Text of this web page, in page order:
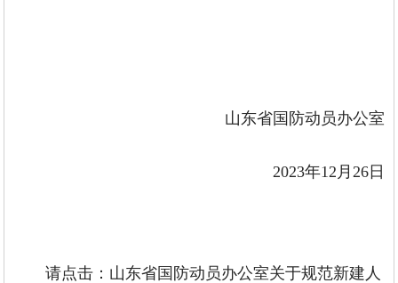
山东省国防动员办公室
2023年12月26日
请点击： 山东省国防动员办公室关于规范新建人